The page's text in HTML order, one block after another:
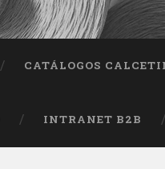
CATÁLOGOS
INTRANET B2B